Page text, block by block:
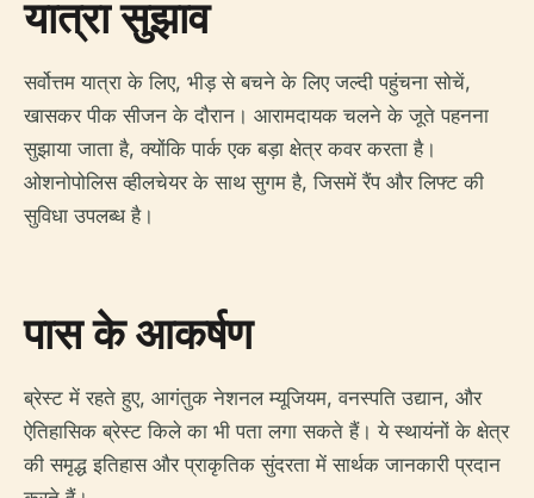
यात्रा सुझाव
सर्वोत्तम यात्रा के लिए, भीड़ से बचने के लिए जल्दी पहुंचना सोचें,
खासकर पीक सीजन के दौरान। आरामदायक चलने के जूते पहनना
सुझाया जाता है, क्योंकि पार्क एक बड़ा क्षेत्र कवर करता है।
ओशनोपोलिस व्हीलचेयर के साथ सुगम है, जिसमें रैंप और लिफ्ट की
सुविधा उपलब्ध है।
पास के आकर्षण
ब्रेस्ट में रहते हुए, आगंतुक नेशनल म्यूजियम, वनस्पति उद्यान, और
ऐतिहासिक ब्रेस्ट किले का भी पता लगा सकते हैं। ये स्थायंनों के क्षेत्र
की समृद्ध इतिहास और प्राकृतिक सुंदरता में सार्थक जानकारी प्रदान